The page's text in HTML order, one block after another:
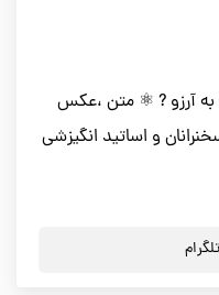
آرزو ? ⚛️ متن ،عکس
و اساتید انگیزشی